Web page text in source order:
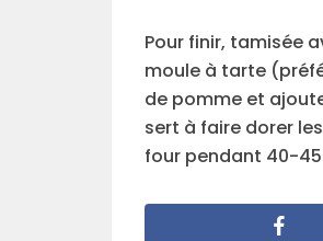
Pour finir, tamisée
moule à tarte
de pomme et
sert à faire dorer
four pendant 40-